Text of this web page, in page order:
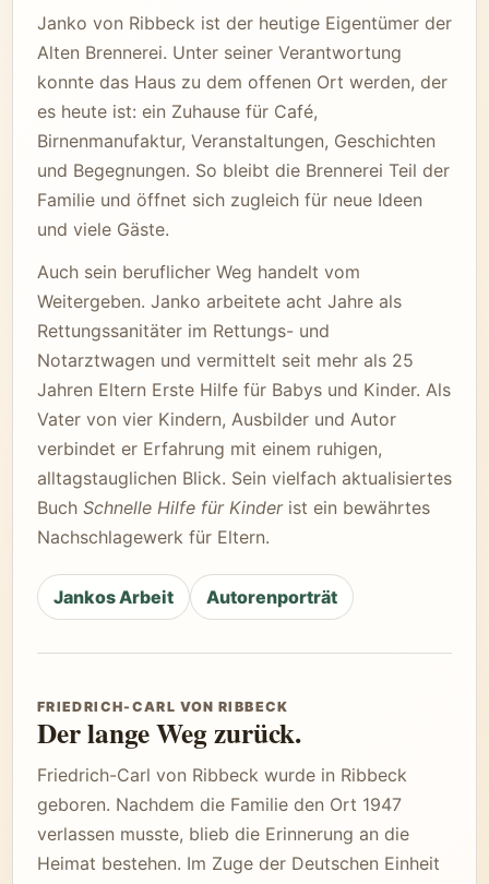
Janko von Ribbeck ist der heutige Eigentümer der
Alten Brennerei. Unter seiner Verantwortung
konnte das Haus zu dem offenen Ort werden, der
es heute ist: ein Zuhause für Café,
Birnenmanufaktur, Veranstaltungen, Geschichten
und Begegnungen. So bleibt die Brennerei Teil der
Familie und öffnet sich zugleich für neue Ideen
und viele Gäste.
Auch sein beruflicher Weg handelt vom
Weitergeben. Janko arbeitete acht Jahre als
Rettungssanitäter im Rettungs- und
Notarztwagen und vermittelt seit mehr als 25
Jahren Eltern Erste Hilfe für Babys und Kinder. Als
Vater von vier Kindern, Ausbilder und Autor
verbindet er Erfahrung mit einem ruhigen,
alltagstauglichen Blick. Sein vielfach aktualisiertes
Buch Schnelle Hilfe für Kinderist ein bewährtes
Nachschlagewerk für Eltern.
Jankos Arbeit Autorenporträt
FRIEDRICH-CARL VON RIBBECK
Der lange Weg zurück.
Friedrich-Carl von Ribbeck wurde in Ribbeck
geboren. Nachdem die Familie den Ort 1947
verlassen musste, blieb die Erinnerung an die
Heimat bestehen. Im Zuge der Deutschen Einheit